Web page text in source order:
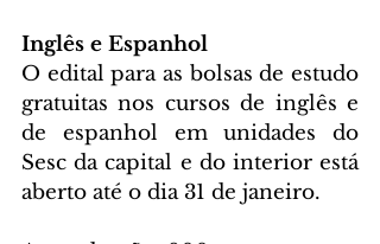
Inglês e Espanhol
O edital para as bolsas de estudo
gratuitas nos cursos de inglês e
de espanhol em unidades do
Sesc da capital e do interior está
aberto até o dia 31 de janeiro.